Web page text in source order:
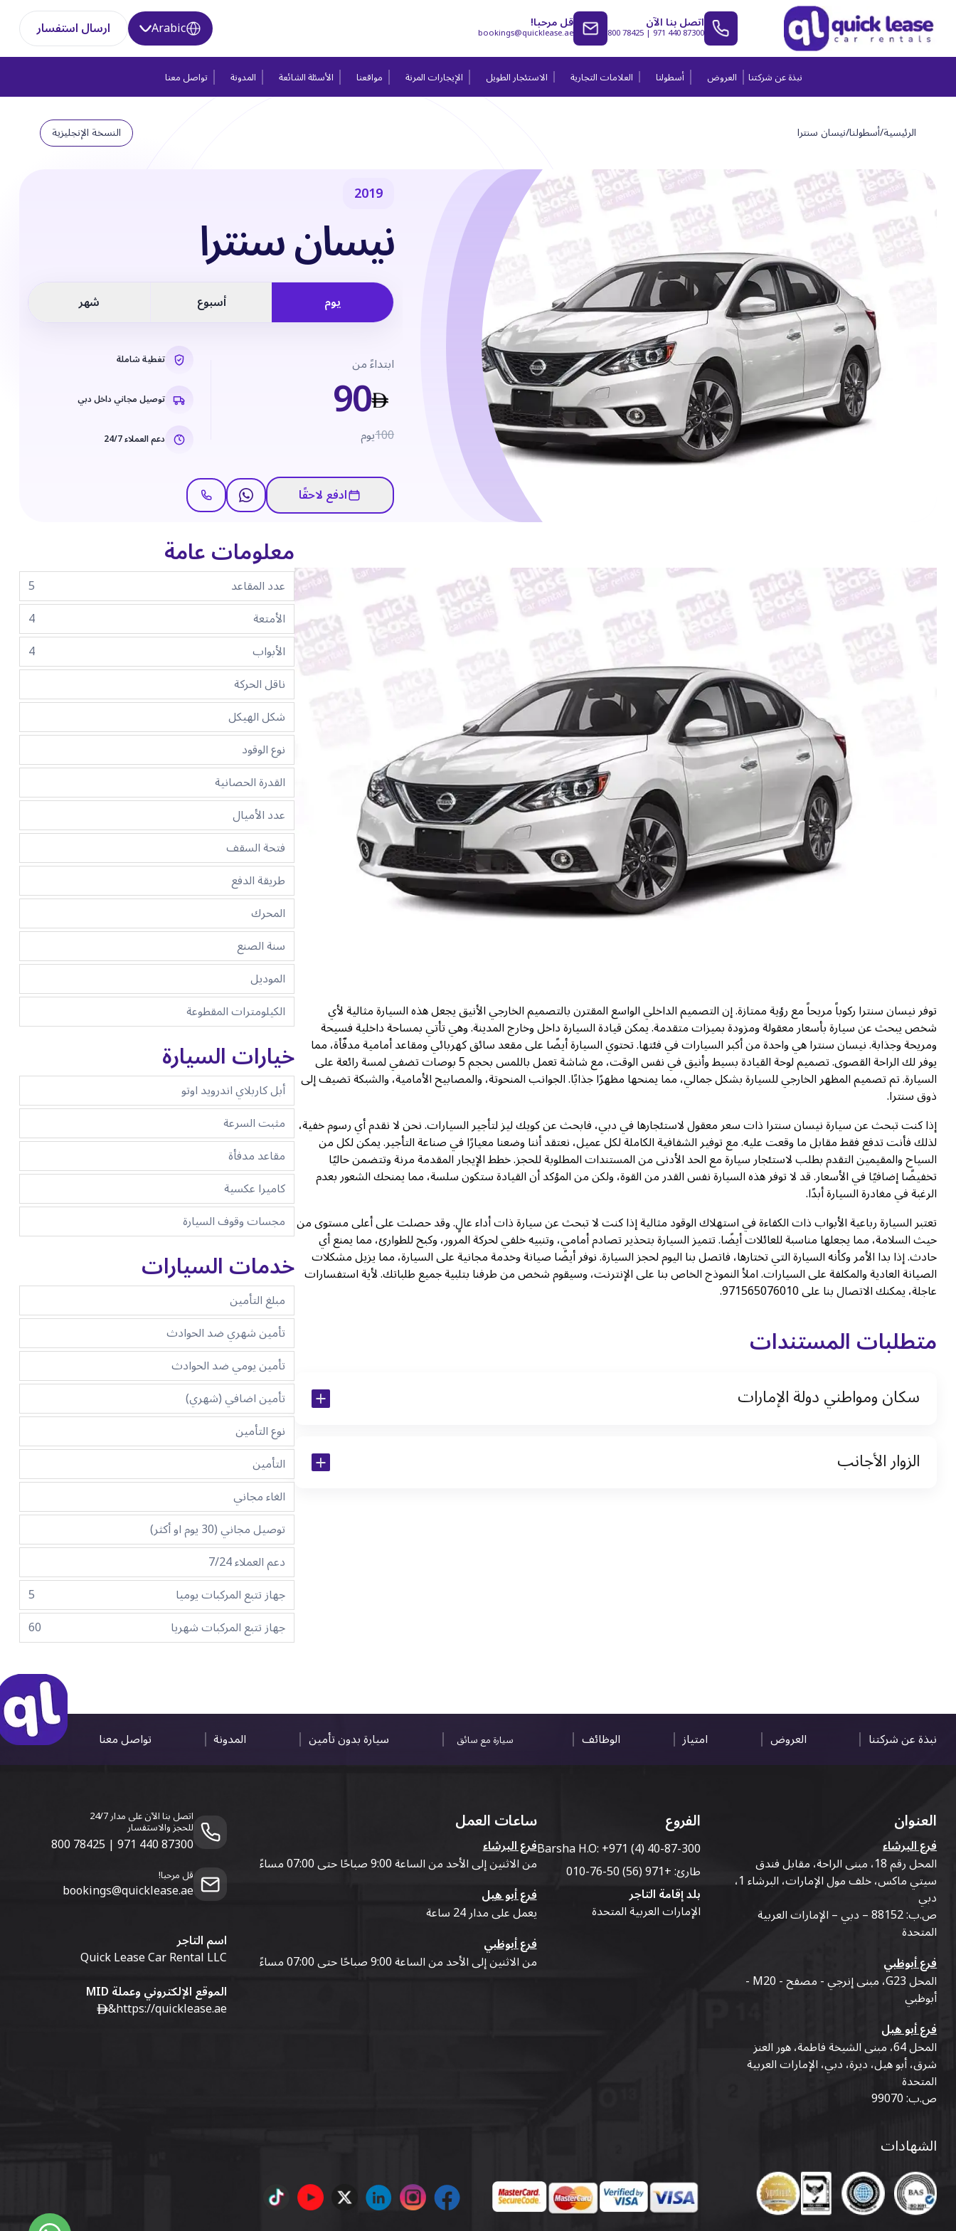
اتصل بنا الآن800 78425 |971 440 87300 قل مرحبا!
bookings@quicklease.ae
Arabic ارسال استفسار
نبذة عن شركتنا العروض أسطولنا العلامات التجارية الاستئجار الطويل الإيجارات المرنة مواقعنا الأسئلة الشائعة المدونة تواصل معنا
الرئيسية/أسطولنا/نيسان سنترا النسخة الإنجليزية
2019
نيسان سنترا
يوم أسبوع شهر
ابتداءً من90100يوم
تغطية شاملة
توصيل مجاني داخل دبي
دعم العملاء 24/7
ادفع لاحقًا
توفر نيسان سنترا ركوباً مريحاً مع رؤية ممتازة. إن التصميم الداخلي الواسع المقترن بالتصميم الخارجي الأنيق يجعل هذه السيارة مثالية لأي
شخص يبحث عن سيارة بأسعار معقولة ومزودة بميزات متقدمة. يمكن قيادة السيارة داخل وخارج المدينة. وهي تأتي بمساحة داخلية فسيحة
ومريحة وجذابة. نيسان سنترا هي واحدة من أكبر السيارات في فئتها. تحتوي السيارة أيضًا على مقعد سائق كهربائي ومقاعد أمامية مدفّأة، مما
يوفر لك الراحة القصوى. تصميم لوحة القيادة بسيط وأنيق في نفس الوقت، مع شاشة تعمل باللمس بحجم 5 بوصات تضفي لمسة رائعة على
السيارة. تم تصميم المظهر الخارجي للسيارة بشكل جمالي، مما يمنحها مظهرًا جذابًا. الجوانب المنحوتة، والمصابيح الأمامية، والشبكة تضيف إلى
ذوق سنترا.
إذا كنت تبحث عن سيارة نيسان سنترا ذات سعر معقول لاستئجارها في دبي، فابحث عن كويك ليز لتأجير السيارات. نحن لا نقدم أي رسوم خفية،
لذلك فأنت تدفع فقط مقابل ما وقعت عليه. مع توفير الشفافية الكاملة لكل عميل، نعتقد أننا وضعنا معيارًا في صناعة التأجير. يمكن لكل من
السياح والمقيمين التقدم بطلب لاستئجار سيارة مع الحد الأدنى من المستندات المطلوبة للحجز. خطط الإيجار المقدمة مرنة وتتضمن حاليًا
تخفيضًا إضافيًا في الأسعار. قد لا توفر هذه السيارة نفس القدر من القوة، ولكن من المؤكد أن القيادة ستكون سلسة، مما يمنحك الشعور بعدم
الرغبة في مغادرة السيارة أبدًا.
تعتبر السيارة رباعية الأبواب ذات الكفاءة في استهلاك الوقود مثالية إذا كنت لا تبحث عن سيارة ذات أداء عالٍ. وقد حصلت على أعلى مستوى من
حيث السلامة، مما يجعلها مناسبة للعائلات أيضًا. تتميز السيارة بتحذير تصادم أمامي، وتنبيه خلفي لحركة المرور، وكبح للطوارئ، مما يمنع أي
حادث. إذا بدا الأمر وكأنه السيارة التي تختارها، فاتصل بنا اليوم لحجز السيارة. نوفر أيضًا صيانة وخدمة مجانية على السيارة، مما يزيل مشكلات
الصيانة العادية والمكلفة على السيارات. املأ النموذج الخاص بنا على الإنترنت، وسيقوم شخص من طرفنا بتلبية جميع طلباتك. لأية استفسارات
عاجلة، يمكنك الاتصال بنا على 971565076010.
متطلبات المستندات
سكان ومواطني دولة الإمارات
نسخة من تأشيرة الاقامة
الزوار الأجانب
معلومات عامة
عدد المقاعد
5
الأمتعة
4
الأبواب
4
ناقل الحركة
شكل الهيكل
نوع الوقود
القدرة الحصانية
عدد الأميال
فتحة السقف
طريقة الدفع
المحرك
سنة الصنع
الموديل
الكيلومترات المقطوعة
خيارات السيارة
أبل كاربلاي اندرويد اوتو
مثبت السرعة
مقاعد مدفأة
كاميرا عكسية
مجسات وقوف السيارة
خدمات السيارات
مبلغ التأمين
تأمين شهري ضد الحوادث
تأمين يومي ضد الحوادث
تأمين اضافي (شهري)
نوع التأمين
التأمين
الغاء مجاني
توصيل مجاني (30 يوم او أكثر)
دعم العملاء 7/24
جهاز تتبع المركبات يوميا
5
جهاز تتبع المركبات شهريا
60
نبذة عن شركتنا العروض امتياز الوظائف سيارة مع سائق سيارة بدون تأمين المدونة تواصل معنا
العنوان
فرع البرشاء
المحل رقم 18، مبنى الراحة، مقابل فندق
سيتي ماكس، خلف مول الإمارات، البرشاء 1،
دبي
ص.ب: 88152 – دبي – الإمارات العربية
المتحدة
فرع أبوظبي
المحل G23، مبنى إنرجي - مصفح - M20 -
أبوظبي
فرع أبو هيل
المحل 64، مبنى الشيخة فاطمة، هور العنز
شرق، أبو هيل، ديرة، دبي، الإمارات العربية
المتحدة
ص.ب: 99070
الفروع
Barsha H.O:+971 (4) 40-87-300
طارئ:+971 (56) 50-76-010
بلد إقامة التاجر
الإمارات العربية المتحدة
ساعات العمل
فرع البرشاء
من الاثنين إلى الأحد من الساعة 9:00 صباحًا حتى 07:00 مساءً
فرع أبو هيل
يعمل على مدار 24 ساعة
فرع أبوظبي
من الاثنين إلى الأحد من الساعة 9:00 صباحًا حتى 07:00 مساءً
اتصل بنا الآن على مدار 24/7
للحجز والاستفسار
800 78425 | 971 440 87300
قل مرحبا!
bookings@quicklease.ae
اسم التاجر
Quick Lease Car Rental LLC
الموقع الإلكتروني وعملة MID
https://quicklease.ae
&
الشهادات